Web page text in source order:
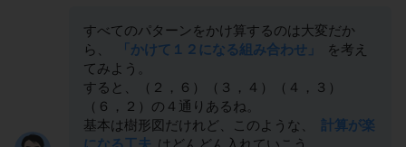
すべてのパターンをかけ算するのは大変だか
ら、
「かけて１２になる組み合わせ」
を考え
てみよう。
すると、（２，６）（３，４）（４，３）
（６，２）の４通りあるね。
基本は樹形図だけれど、このような、
計算が楽